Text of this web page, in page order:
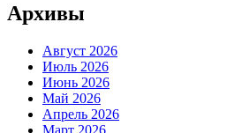
Архивы
Август 2026
Июль 2026
Июнь 2026
Май 2026
Апрель 2026
Март 2026